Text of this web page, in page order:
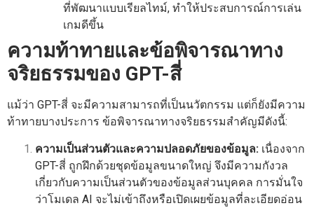
ที่พัฒนาแบบเรียลไทม์, ทำให้ประสบการณ์การเล่น
เกมดีขึ้น
ความท้าทายและข้อพิจารณาทาง
จริยธรรมของ GPT-สี่
แม้ว่า GPT-สี่ จะมีความสามารถที่เป็นนวัตกรรม แต่ก็ยังมีความ
ท้าทายบางประการ ข้อพิจารณาทางจริยธรรมสำคัญมีดังนี้:
ความเป็นส่วนตัวและความปลอดภัยของข้อมูล: เนื่องจาก
GPT-สี่ ถูกฝึกด้วยชุดข้อมูลขนาดใหญ่ จึงมีความกังวล
เกี่ยวกับความเป็นส่วนตัวของข้อมูลส่วนบุคคล การมั่นใจ
ว่าโมเดล AI จะไม่เข้าถึงหรือเปิดเผยข้อมูลที่ละเอียดอ่อน